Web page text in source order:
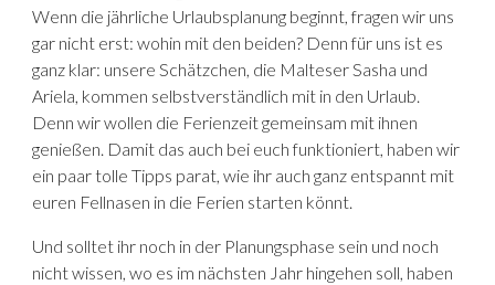
Wenn die jährliche Urlaubsplanung beginnt, fragen wir uns
gar nicht erst: wohin mit den beiden? Denn für uns ist es
ganz klar: unsere Schätzchen, die Malteser Sasha und
Ariela, kommen selbstverständlich mit in den Urlaub.
Denn wir wollen die Ferienzeit gemeinsam mit ihnen
genießen. Damit das auch bei euch funktioniert, haben wir
ein paar tolle Tipps parat, wie ihr auch ganz entspannt mit
euren Fellnasen in die Ferien starten könnt.
Und solltet ihr noch in der Planungsphase sein und noch
nicht wissen, wo es im nächsten Jahr hingehen soll, haben